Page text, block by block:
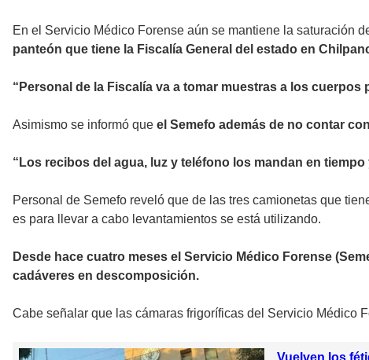
En el Servicio Médico Forense aún se mantiene la saturación
panteón que tiene la Fiscalía General del estado en
“Personal de la Fiscalía va a tomar muestras a los
Asimismo se informó que el Semefo además de no contar
“Los recibos del agua, luz y teléfono los mandan en
Personal de Semefo reveló que de las tres camionetas que
es para llevar a cabo levantamientos se está utilizando.
Desde hace cuatro meses el Servicio Médico Forense
cadáveres en descomposición.
Cabe señalar que las cámaras frigoríficas del Servicio Médico
Vuelven los